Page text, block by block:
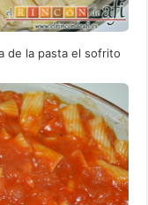
de la pasta el sofrito